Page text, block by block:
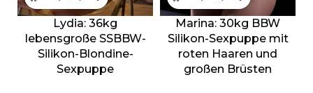
Lydia: 36kg
lebensgroße SSBBW-
Silikon-Blondine-
Sexpuppe
Marina: 30kg BBW
Silikon-Sexpuppe mit
roten Haaren und
großen Brüsten